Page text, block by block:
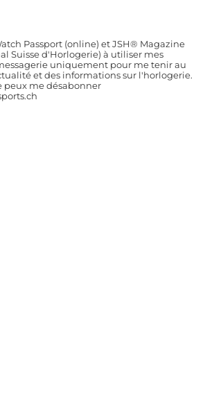
Passport (online) et JSH® Magazine
Suisse d'Horlogerie) à utiliser mes
uniquement pour me tenir au
et des informations sur l'horlogerie.
peux me désabonner